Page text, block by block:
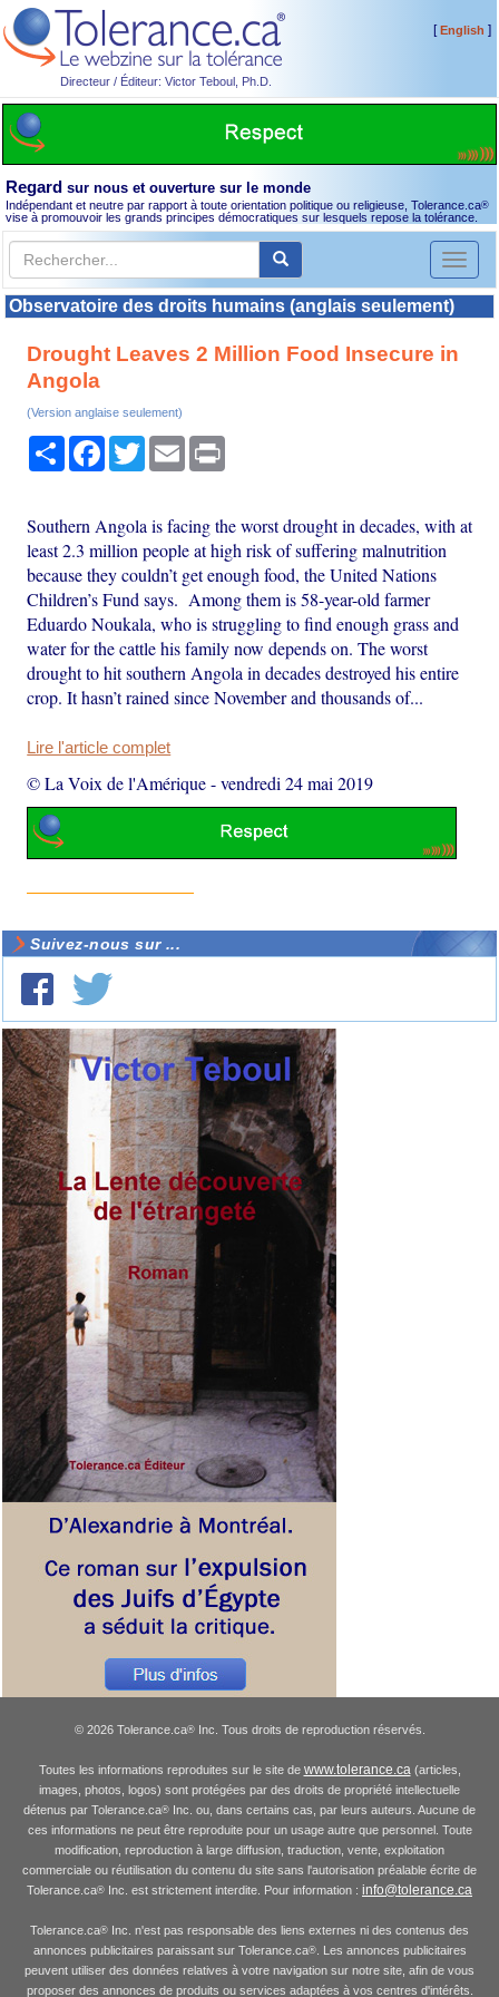
Directeur / Éditeur: Victor Teboul, Ph.D.
[English ]
Regard sur nous et ouverture sur le monde
Indépendant et neutre par rapport à toute orientation politique ou religieuse, Tolerance.ca®
vise à promouvoir les grands principes démocratiques sur lesquels repose la tolérance.
Toggle
Observatoire des droits humains (anglais seulement)
Drought Leaves 2 Million Food Insecure in
Angola
(Version anglaise seulement)
PartagerFacebook
TwitterEmail
Southern Angola is facing the worst drought in decades, with at
least 2.3 million people at high risk of suffering malnutrition
because they couldn’t get enough food, the United Nations
Children’s Fund says. Among them is 58-year-old farmer
Eduardo Noukala, who is struggling to find enough grass and
water for the cattle his family now depends on. The worst
drought to hit southern Angola in decades destroyed his entire
crop. It hasn’t rained since November and thousands of...
Lire l'article complet
© La Voix de l'Amérique-vendredi 24 mai 2019
Suivez-nous sur ...
© 2026 Tolerance.ca®Inc. Tous droits de reproduction réservés.
Toutes les informations reproduites sur le site de www.tolerance.ca(articles,
images, photos, logos) sont protégées par des droits de propriété intellectuelle
détenus par Tolerance.ca® Inc. ou, dans certains cas, par leurs auteurs. Aucune de
ces informations ne peut être reproduite pour un usage autre que personnel. Toute
modification, reproduction à large diffusion, traduction, vente, exploitation
commerciale ou réutilisation du contenu du site sans l'autorisation préalable écrite de
Tolerance.ca® Inc. est strictement interdite. Pour information : info@tolerance.ca
Tolerance.ca® Inc. n'est pas responsable des liens externes ni des contenus des
annonces publicitaires paraissant sur Tolerance.ca®. Les annonces publicitaires
peuvent utiliser des données relatives à votre navigation sur notre site, afin de vous
proposer des annonces de produits ou services adaptées à vos centres d'intérêts.